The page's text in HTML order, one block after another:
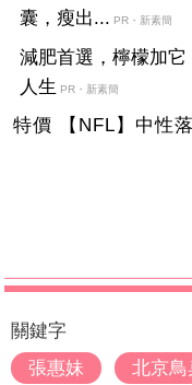
囊，瘦出... PR・新素簡
減肥首選，檸檬加
人生 PR・新素簡
特價 【NFL】中性
關鍵字
張惠妹
北京鳥